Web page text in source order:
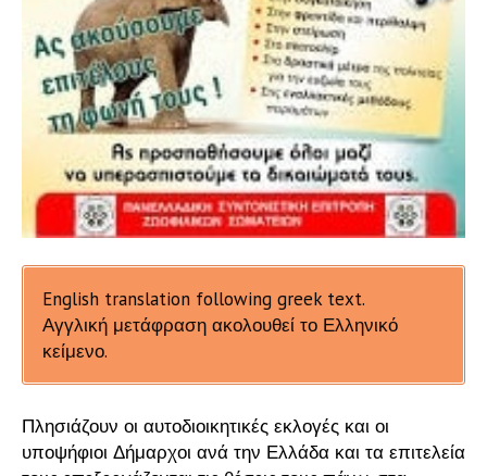
English translation following greek text.
Αγγλική μετάφραση ακολουθεί το Ελληνικό
κείμενο.
Πλησιάζουν οι αυτοδιοικητικές εκλογές και οι
υποψήφιοι Δήμαρχοι ανά την Ελλάδα και τα επιτελεία